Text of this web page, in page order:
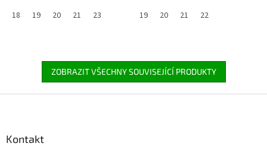
18
19 20 21 23
19
20 21 22
ZOBRAZIT VŠECHNY SOUVISEJÍCÍ PRODUKTY
Kontakt